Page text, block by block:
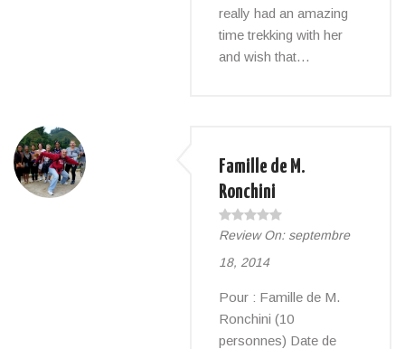
really had an amazing
time trekking with her
and wish that…
Famille de M.
Ronchini
Review On: septembre
18, 2014
Pour : Famille de M.
Ronchini (10
personnes) Date de